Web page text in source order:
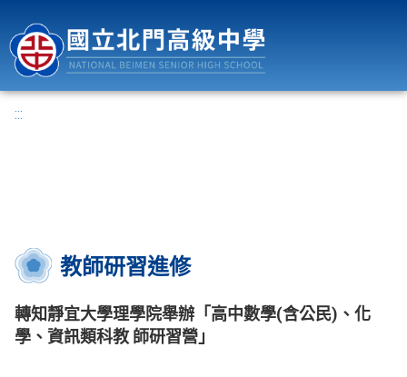
:::
教師研習進修
轉知靜宜大學理學院舉辦「高中數學(含公民)、化
學、資訊類科教 師研習營」